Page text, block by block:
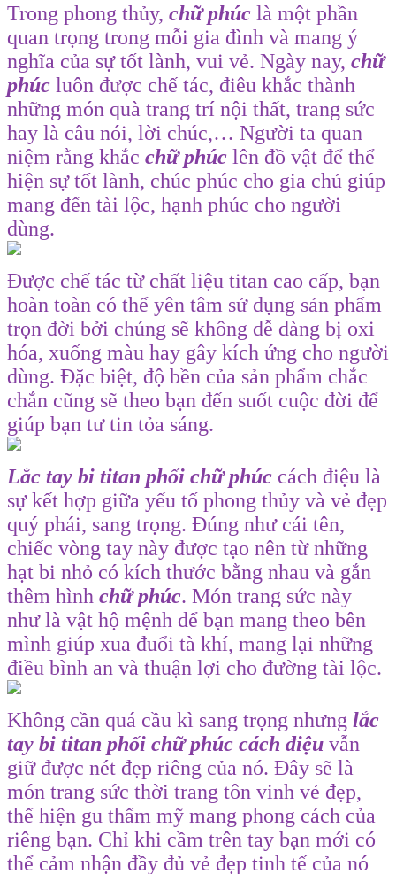
Trong phong thủy, chữ phúc là một phần
quan trọng trong mỗi gia đình và mang ý
nghĩa của sự tốt lành, vui vẻ. Ngày nay, chữ
phúc luôn được chế tác, điêu khắc thành
những món quà trang trí nội thất, trang sức
hay là câu nói, lời chúc,… Người ta quan
niệm rằng khắc chữ phúc lên đồ vật để thể
hiện sự tốt lành, chúc phúc cho gia chủ giúp
mang đến tài lộc, hạnh phúc cho người
dùng.
Được chế tác từ chất liệu titan cao cấp, bạn
hoàn toàn có thể yên tâm sử dụng sản phẩm
trọn đời bởi chúng sẽ không dễ dàng bị oxi
hóa, xuống màu hay gây kích ứng cho người
dùng. Đặc biệt, độ bền của sản phẩm chắc
chắn cũng sẽ theo bạn đến suốt cuộc đời để
giúp bạn tư tin tỏa sáng.
Lắc tay bi titan phối chữ phúc cách điệu là
sự kết hợp giữa yếu tố phong thủy và vẻ đẹp
quý phái, sang trọng. Đúng như cái tên,
chiếc vòng tay này được tạo nên từ những
hạt bi nhỏ có kích thước bằng nhau và gắn
thêm hình chữ phúc. Món trang sức này
như là vật hộ mệnh để bạn mang theo bên
mình giúp xua đuổi tà khí, mang lại những
điều bình an và thuận lợi cho đường tài lộc.
Không cần quá cầu kì sang trọng nhưng lắc
tay bi titan phối chữ phúc cách điệu vẫn
giữ được nét đẹp riêng của nó. Đây sẽ là
món trang sức thời trang tôn vinh vẻ đẹp,
thể hiện gu thẩm mỹ mang phong cách của
riêng bạn. Chỉ khi cầm trên tay bạn mới có
thể cảm nhận đầy đủ vẻ đẹp tinh tế của nó